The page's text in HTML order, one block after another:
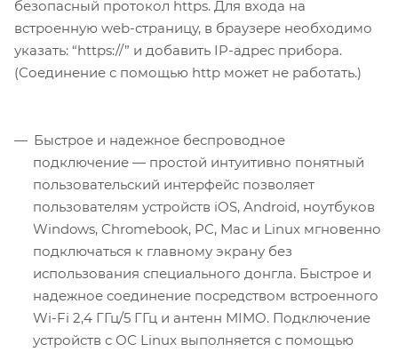
безопасный протокол https. Для входа на
встроенную web-страницу, в браузере необходимо
указать: “https://” и добавить IP-адрес прибора.
(Соединение с помощью http может не работать.)
Быстрое и надежное беспроводное
подключение — простой интуитивно понятный
пользовательский интерфейс позволяет
пользователям устройств iOS, Android, ноутбуков
Windows, Chromebook, PC, Mac и Linux мгновенно
подключаться к главному экрану без
использования специального донгла. Быстрое и
надежное соединение посредством встроенного
Wi-Fi 2,4 ГГц/5 ГГц и антенн MIMO. Подключение
устройств с ОС Linux выполняется с помощью